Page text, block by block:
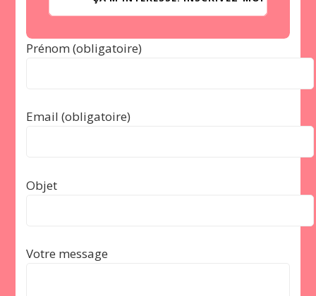
Prénom (obligatoire)
Email (obligatoire)
Objet
Votre message